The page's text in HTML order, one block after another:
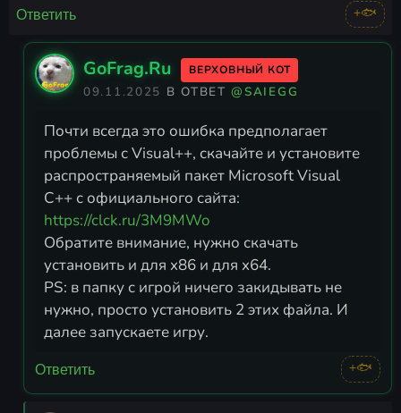
Ответить +🐟
GoFrag.Ru ВЕРХОВНЫЙ КОТ
09.11.2025 В ОТВЕТ@SAIEGG
Почти всегда это ошибка предполагает
проблемы с Visual++, скачайте и установите
распространяемый пакет Microsoft Visual
https://clck.ru/3M9MWo
Обратите внимание, нужно скачать
установить и для x86 и для x64.
PS: в папку с игрой ничего закидывать не
нужно, просто установить 2 этих файла. И
далее запускаете игру.
Ответить +🐟